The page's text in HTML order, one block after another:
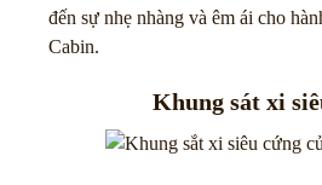
đến sự nhẹ nhàng và êm ái cho
Cabin.
Khung sát xi